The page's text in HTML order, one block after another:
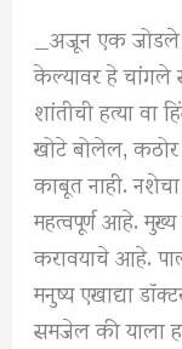
_अजून एक
केल्यावर हे चांगले
शांतीची हत्या
खोटे बोलेल,
काबूत नाही.
महत्वपूर्ण आहे.
करावयाचे आहे.
मनुष्य एखाद्या
समजेल की याला